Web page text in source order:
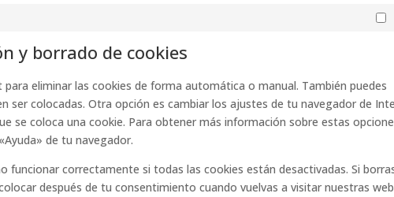
y borrado de cookies
eliminar las cookies de forma automática o manual. También puedes
ser colocadas. Otra opción es cambiar los ajustes de tu navegador de
se coloca una cookie. Para obtener más información sobre estas
de tu navegador.
funcionar correctamente si todas las cookies están desactivadas. Si
después de tu consentimiento cuando vuelvas a visitar nuestras